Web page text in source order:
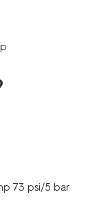
73 psi/5 bar